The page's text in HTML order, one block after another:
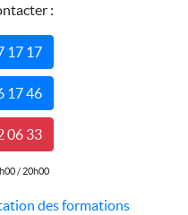
:
17 17
17 46
06 33
/ 20h00
des formations